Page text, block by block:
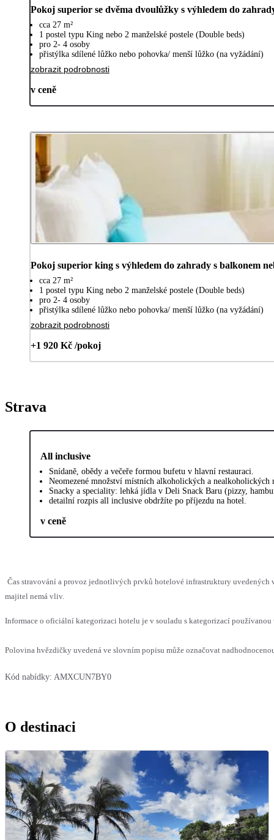
Pokoj superior se dvěma dvoulůžky s výhledem do
cca 27 m²
1 postel typu King nebo 2 manželské postele (Double beds)
pro 2- 4 osoby
přistýlka sdílené lůžko nebo pohovka/ menší lůžko (na vyžádání)
zobrazit podrobnosti
v ceně
Pokoj superior king s výhledem do zahrady s balkonem
cca 27 m²
1 postel typu King nebo 2 manželské postele (Double beds)
pro 2- 4 osoby
přistýlka sdílené lůžko nebo pohovka/ menší lůžko (na vyžádání)
zobrazit podrobnosti
+1 920 Kč /pokoj
Strava
All inclusive
Snídaně, obědy a večeře formou bufetu v hlavní restauraci.
Neomezené množství místních alkoholických a nealkoholických
Snacky a speciality: lehká jídla v Deli Snack Baru (pizzy,
detailní rozpis all inclusive obdržíte po příjezdu na hotel.
v ceně
Čas stravování a provoz jednotlivých prvků hotelové infrastruktury uvedených
majitel nemá vliv.
Informace o oficiální kategorizaci hotelu je v souladu s kategorizací
Polovina hvězdičky uvedená ve slovním popisu může označovat
Kód nabídky: AMXCUN7BY0
O destinaci